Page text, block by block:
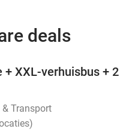
deals
+ XXL-verhuisbus + 2
Transport